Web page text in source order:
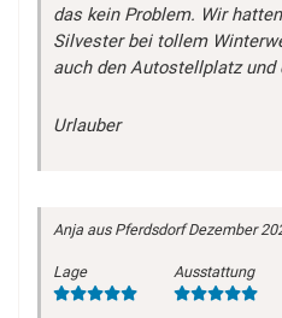
das kein Problem. Wir
Silvester bei tollem
auch den Autostellplatz und
Urlauber
Anja aus Pferdsdorf Dezember
Lage Ausstattung